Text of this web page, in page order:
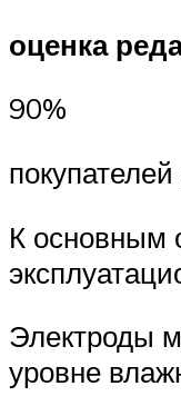
оценка
90%
К основным
Электроды
уровне